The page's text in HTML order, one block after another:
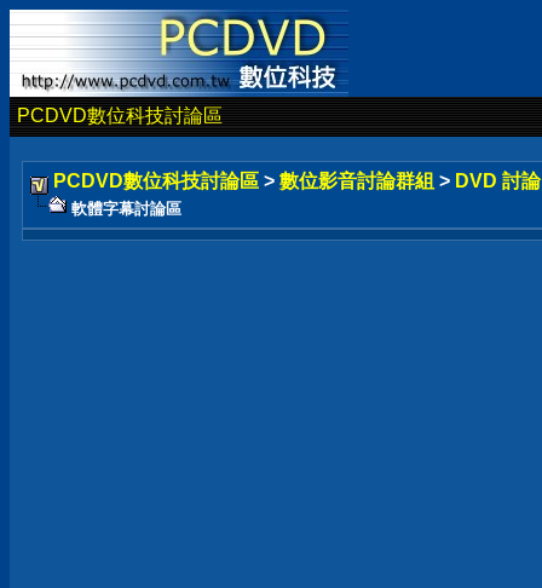
PCDVD數位科技討論區
PCDVD數位科技討論區 > 數位影音討論群組 > DVD 討
軟體字幕討論區